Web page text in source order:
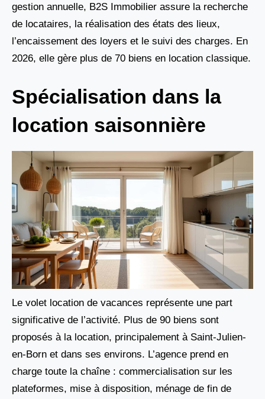
gestion annuelle, B2S Immobilier assure la recherche
de locataires, la réalisation des états des lieux,
l’encaissement des loyers et le suivi des charges. En
2026, elle gère plus de 70 biens en location classique.
Spécialisation dans la
location saisonnière
Le volet location de vacances représente une part
significative de l’activité. Plus de 90 biens sont
proposés à la location, principalement à Saint-Julien-
en-Born et dans ses environs. L’agence prend en
charge toute la chaîne : commercialisation sur les
plateformes, mise à disposition, ménage de fin de